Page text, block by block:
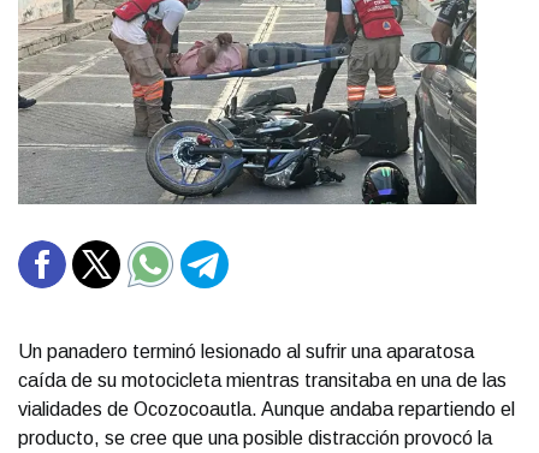
Un panadero terminó lesionado al sufrir una aparatosa
caída de su motocicleta mientras transitaba en una de las
vialidades de Ocozocoautla. Aunque andaba repartiendo el
producto, se cree que una posible distracción provocó la